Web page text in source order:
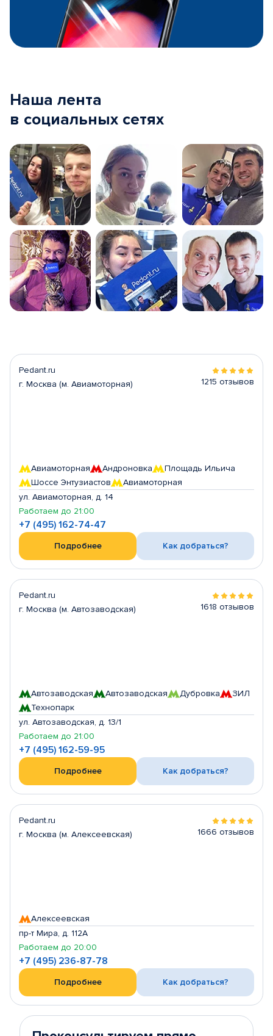
Наша лента
в социальных сетях
Pedant.ru
г. Москва (м. Авиамоторная)
1215 отзывов
Авиамоторная Андроновка
Площадь Ильича
Шоссе Энтузиастов
Авиамоторная
ул. Авиамоторная, д. 14
Работаем до 21:00
+7 (495) 162-74-47
Подробнее Как добраться?
Pedant.ru
г. Москва (м. Автозаводская)
1618 отзывов
Автозаводская Автозаводская Дубровка
ЗИЛ
Технопарк
ул. Автозаводская, д. 13/1
Работаем до 21:00
+7 (495) 162-59-95
Подробнее Как добраться?
Pedant.ru
г. Москва (м. Алексеевская)
1666 отзывов
Алексеевская
пр-т Мира, д. 112А
Работаем до 20:00
+7 (495) 236-87-78
Подробнее Как добраться?